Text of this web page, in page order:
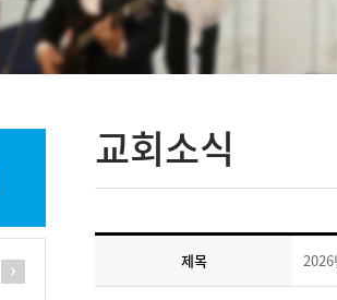
교회소식
제목 2026